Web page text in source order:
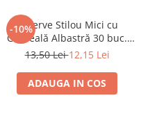
-10%
Rezerve Stilou Mici cu
Cerneală Albastră 30 buc.
Faber-Castell
13,50 Lei12,15 Lei
ADAUGA IN COS